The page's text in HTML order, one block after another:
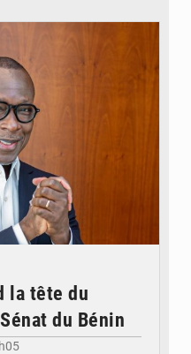
la tête du
du Bénin